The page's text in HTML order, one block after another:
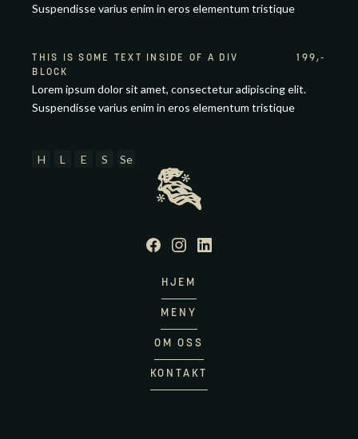
Suspendisse varius enim in eros elementum tristique
THIS IS SOME TEXT INSIDE OF A DIV
BLOCK
199,-
Lorem ipsum dolor sit amet, consectetur adipiscing elit.
Suspendisse varius enim in eros elementum tristique
H L E S Se
HJEM
MENY
OM OSS
KONTAKT